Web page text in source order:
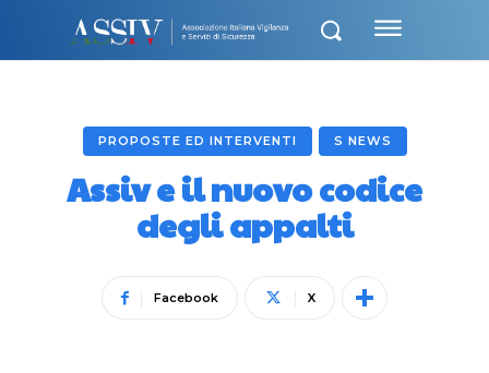
PROPOSTE ED INTERVENTI S NEWS
Assiv e il nuovo codice
degli appalti
Facebook X